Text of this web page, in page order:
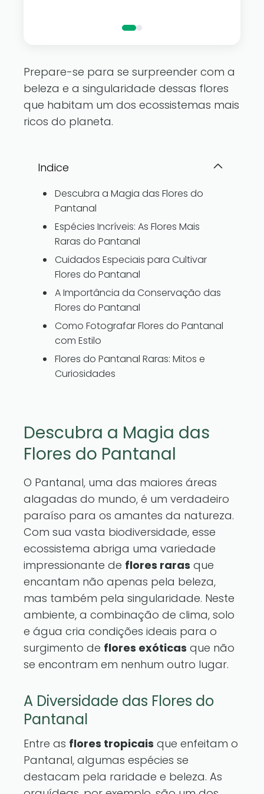
Prepare-se para se surpreender com a
beleza e a singularidade dessas flores
que habitam um dos ecossistemas mais
ricos do planeta.
Indice
Descubra a Magia das Flores do
Pantanal
Espécies Incríveis: As Flores Mais
Raras do Pantanal
Cuidados Especiais para Cultivar
Flores do Pantanal
A Importância da Conservação das
Flores do Pantanal
Como Fotografar Flores do Pantanal
com Estilo
Flores do Pantanal Raras: Mitos e
Curiosidades
Descubra a Magia das
Flores do Pantanal
O Pantanal, uma das maiores áreas
alagadas do mundo, é um verdadeiro
paraíso para os amantes da natureza.
Com sua vasta biodiversidade, esse
ecossistema abriga uma variedade
impressionante de flores raras que
encantam não apenas pela beleza,
mas também pela singularidade. Neste
ambiente, a combinação de clima, solo
e água cria condições ideais para o
surgimento de flores exóticas que não
se encontram em nenhum outro lugar.
A Diversidade das Flores do
Pantanal
Entre as flores tropicais que enfeitam o
Pantanal, algumas espécies se
destacam pela raridade e beleza. As